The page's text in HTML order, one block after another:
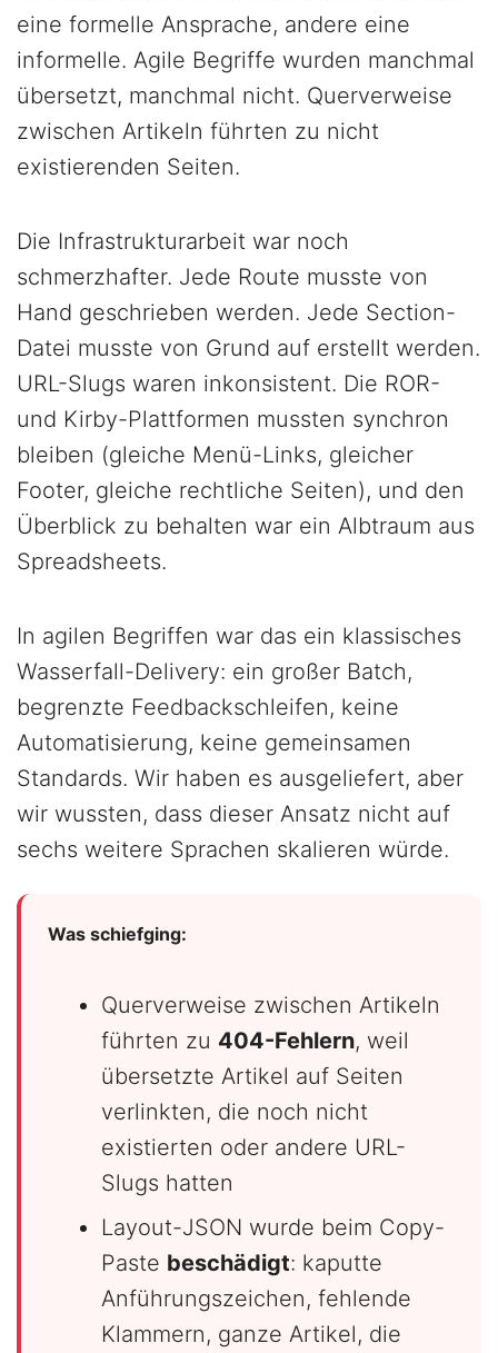
eine formelle Ansprache, andere eine
informelle. Agile Begriffe wurden manchmal
übersetzt, manchmal nicht. Querverweise
zwischen Artikeln führten zu nicht
existierenden Seiten.
Die Infrastrukturarbeit war noch
schmerzhafter. Jede Route musste von
Hand geschrieben werden. Jede Section-
Datei musste von Grund auf erstellt werden.
URL-Slugs waren inkonsistent. Die ROR-
und Kirby-Plattformen mussten synchron
bleiben (gleiche Menü-Links, gleicher
Footer, gleiche rechtliche Seiten), und den
Überblick zu behalten war ein Albtraum aus
Spreadsheets.
In agilen Begriffen war das ein klassisches
Wasserfall-Delivery: ein großer Batch,
begrenzte Feedbackschleifen, keine
Automatisierung, keine gemeinsamen
Standards. Wir haben es ausgeliefert, aber
wir wussten, dass dieser Ansatz nicht auf
sechs weitere Sprachen skalieren würde.
Was schiefging:
Querverweise zwischen Artikeln
führten zu 404-Fehlern, weil
übersetzte Artikel auf Seiten
verlinkten, die noch nicht
existierten oder andere URL-
Slugs hatten
Layout-JSON wurde beim Copy-
Paste beschädigt: kaputte
Anführungszeichen, fehlende
Klammern, ganze Artikel, die